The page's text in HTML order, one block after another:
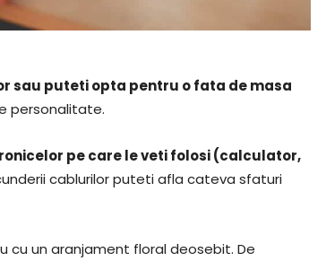
sau puteti opta pentru o fata de masa
personalitate.
pe care le veti folosi (calculator,
cablurilor puteti afla cateva sfaturi
un aranjament floral deosebit. De